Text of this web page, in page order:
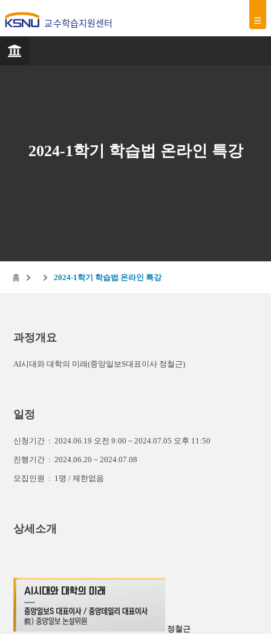
교수학습지원센터
2024-1학기 학습법 온라인 특강
홈 2024-1학기 학습법 온라인 특강
과정개요
AI시대와 대학의 미래(중앙일보S대표이사 정철근)
일정
신청기간 : 2024.06.19 오전 9:00 ~ 2024.07.05 오후 11:50
진행기간 : 2024.06.20 ~ 2024.07.08
모집인원 : 1명 / 제한없음
상세소개
정철근